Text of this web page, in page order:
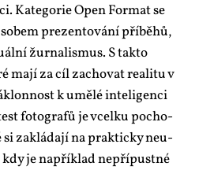
Ka­te­go­rie Open For­mat se
pre­zen­to­vá­ní pří­bě­hů,
žur­na­lis­mus. S tak­to
ma­jí za cíl za­cho­vat re­a­li­tu v
k umě­lé in­te­li­gen­ci
fo­to­gra­fů je vcel­ku po­cho­
si za­klá­da­jí na prak­tic­ky ne­u­
je na­pří­klad ne­pří­pust­né